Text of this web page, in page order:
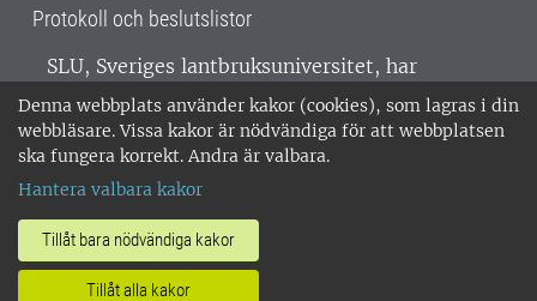
Denna webbplats använder kakor (cookies), som lagras i din
webbläsare. Vissa kakor är nödvändiga för att webbplatsen
ska fungera korrekt. Andra är valbara.
Hantera valbara kakor
Tillåt bara nödvändiga kakor
Tillåt alla kakor
Protokoll och beslutslistor
SLU, Sveriges lantbruksuniversitet, har
verksamhet över hela Sverige. Huvudorter är
Alnarp, Uppsala och Umeå.SLU är
miljöcertifierat enligt ISO 14001. •
018-67 10 00 • Org nr: 202100-2817 •
Om SLU:s webbplatser
•Hantera kakor•Behandling av